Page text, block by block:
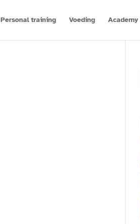
Personal training Voeding Academy